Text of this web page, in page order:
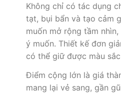
Không chỉ có tác dụng
tạt, bụi bẩn và tạo cảm
muốn mở rộng tầm
ý muốn. Thiết kế đơn
có thể giữ được màu
Điểm cộng lớn là giá
mang lại vẻ sang, gần